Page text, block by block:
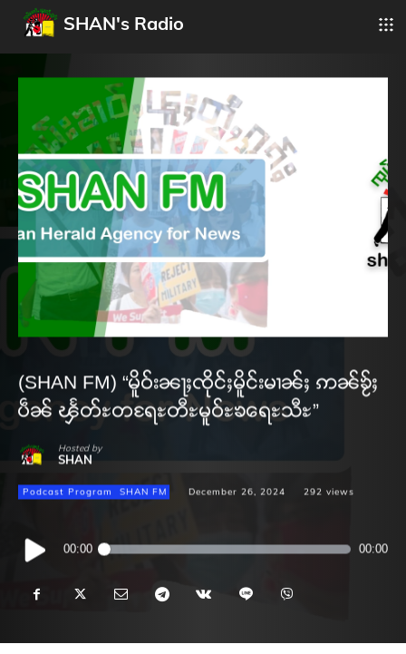
SHAN's Radio
(SHAN FM) “မိူဝ်းၼႃႈၸိုင်ႈမိူင်းမၢၼ်ႈ ဢၼ်ၶႂ်ႈ
ပဵၼ် ၾႅတ်ႊတရႄႊတီႊမူဝ်ႊၶရေႊသီႊ”
Hosted by
SHAN
Podcast Program SHAN FM December 26, 2024 292 views
Audio
Player
00:00 00:00